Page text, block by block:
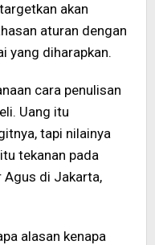
akan
aturan dengan
yang diharapkan.
cara penulisan
Uang itu
tapi nilainya
tekanan pada
Agus di Jakarta,
alasan kenapa